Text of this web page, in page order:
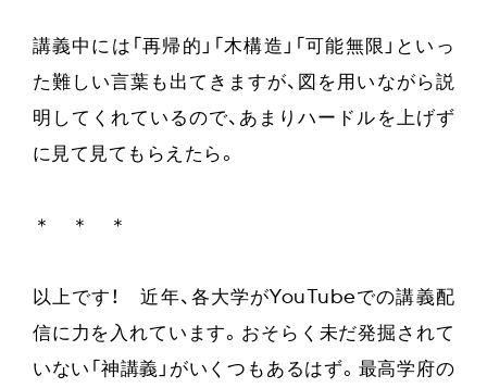
講義中には「再帰的」「木構造」「可能無限」といっ
た難しい言葉も出てきますが、図を用いながら説
明してくれているので、あまりハードルを上げず
に見て見てもらえたら。
＊ ＊ ＊
以上です！ 近年、各大学がYouTubeでの講義配
信に力を入れています。おそらく未だ発掘されて
いない「神講義」がいくつもあるはず。最高学府の